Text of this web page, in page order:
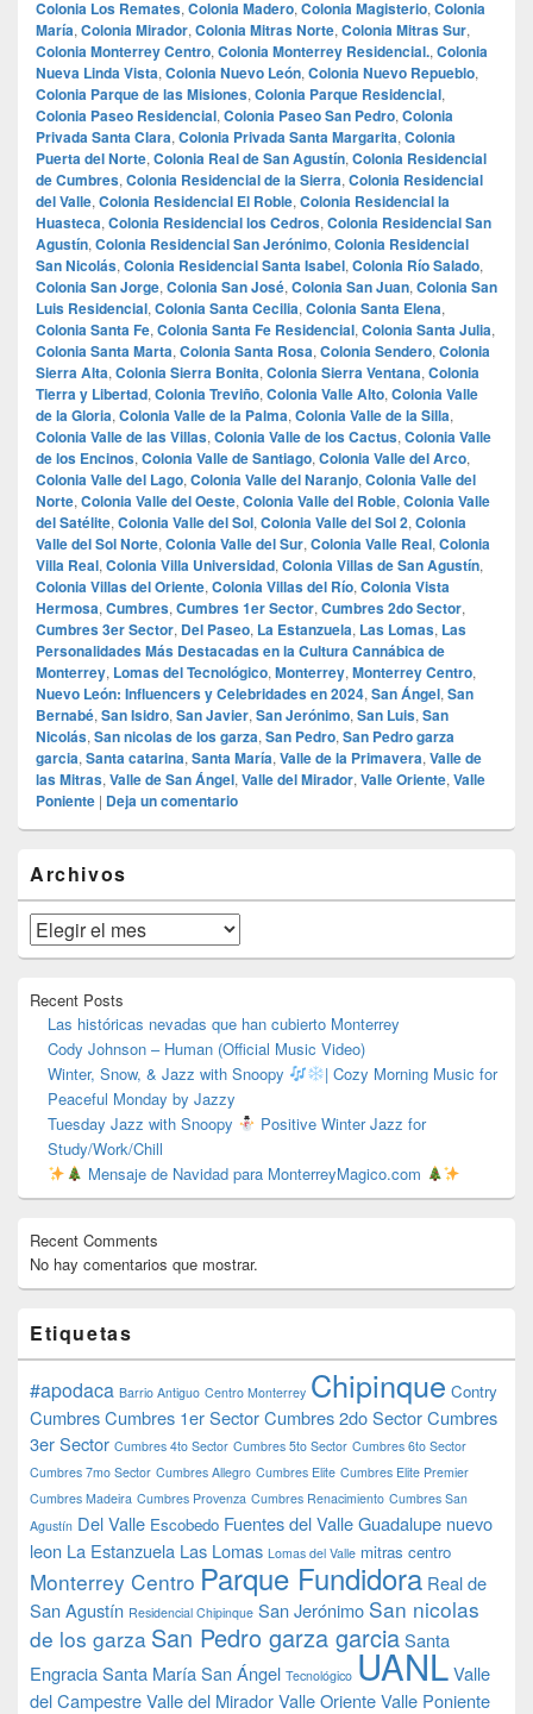
Colonia Los Remates, Colonia Madero, Colonia Magisterio, Colonia
María, Colonia Mirador, Colonia Mitras Norte, Colonia Mitras Sur,
Colonia Monterrey Centro, Colonia Monterrey Residencial., Colonia
Nueva Linda Vista, Colonia Nuevo León, Colonia Nuevo Repueblo,
Colonia Parque de las Misiones, Colonia Parque Residencial,
Colonia Paseo Residencial, Colonia Paseo San Pedro, Colonia
Privada Santa Clara, Colonia Privada Santa Margarita, Colonia
Puerta del Norte, Colonia Real de San Agustín, Colonia Residencial
de Cumbres, Colonia Residencial de la Sierra, Colonia Residencial
del Valle, Colonia Residencial El Roble, Colonia Residencial la
Huasteca, Colonia Residencial los Cedros, Colonia Residencial San
Agustín, Colonia Residencial San Jerónimo, Colonia Residencial
San Nicolás, Colonia Residencial Santa Isabel, Colonia Río Salado,
Colonia San Jorge, Colonia San José, Colonia San Juan, Colonia San
Luis Residencial, Colonia Santa Cecilia, Colonia Santa Elena,
Colonia Santa Fe, Colonia Santa Fe Residencial, Colonia Santa Julia,
Colonia Santa Marta, Colonia Santa Rosa, Colonia Sendero, Colonia
Sierra Alta, Colonia Sierra Bonita, Colonia Sierra Ventana, Colonia
Tierra y Libertad, Colonia Treviño, Colonia Valle Alto, Colonia Valle
de la Gloria, Colonia Valle de la Palma, Colonia Valle de la Silla,
Colonia Valle de las Villas, Colonia Valle de los Cactus, Colonia Valle
de los Encinos, Colonia Valle de Santiago, Colonia Valle del Arco,
Colonia Valle del Lago, Colonia Valle del Naranjo, Colonia Valle del
Norte, Colonia Valle del Oeste, Colonia Valle del Roble, Colonia Valle
del Satélite, Colonia Valle del Sol, Colonia Valle del Sol 2, Colonia
Valle del Sol Norte, Colonia Valle del Sur, Colonia Valle Real, Colonia
Villa Real, Colonia Villa Universidad, Colonia Villas de San Agustín,
Colonia Villas del Oriente, Colonia Villas del Río, Colonia Vista
Hermosa, Cumbres, Cumbres 1er Sector, Cumbres 2do Sector,
Cumbres 3er Sector, Del Paseo, La Estanzuela, Las Lomas, Las
Personalidades Más Destacadas en la Cultura Cannábica de
Monterrey, Lomas del Tecnológico, Monterrey, Monterrey Centro,
Nuevo León: Influencers y Celebridades en 2024, San Ángel, San
Bernabé, San Isidro, San Javier, San Jerónimo, San Luis, San
Nicolás, San nicolas de los garza, San Pedro, San Pedro garza
garcia, Santa catarina, Santa María, Valle de la Primavera, Valle de
las Mitras, Valle de San Ángel, Valle del Mirador, Valle Oriente, Valle
Poniente | Deja un comentario
área
de
widget
barra
lateral
Archivos
Archivos
Recent Posts
Las históricas nevadas que han cubierto Monterrey
Cody Johnson – Human (Official Music Video)
Winter, Snow, & Jazz with Snoopy
| Cozy Morning Music for
Peaceful Monday by Jazzy
Tuesday Jazz with Snoopy
Positive Winter Jazz for
Study/Work/Chill
Mensaje de Navidad para MonterreyMagico.com
Recent Comments
No hay comentarios que mostrar.
Etiquetas
#apodaca Barrio Antiguo Centro Monterrey Chipinque Contry
CumbresCumbres 1er SectorCumbres 2do SectorCumbres
3er Sector Cumbres 4to Sector Cumbres 5to Sector Cumbres 6to Sector
Cumbres 7mo Sector Cumbres Allegro Cumbres Elite Cumbres Elite Premier
Cumbres Madeira Cumbres Provenza Cumbres Renacimiento Cumbres San
Agustín Del Valle Escobedo Fuentes del ValleGuadalupe nuevo
leon La Estanzuela Las Lomas Lomas del Valle mitras centro
Monterrey Centro Parque Fundidora Real de
San Agustín Residencial Chipinque San Jerónimo San nicolas
de los garza San Pedro garza garciaSanta
EngraciaSanta MaríaSan Ángel Tecnológico UANLValle
del CampestreValle del MiradorValle OrienteValle Poniente